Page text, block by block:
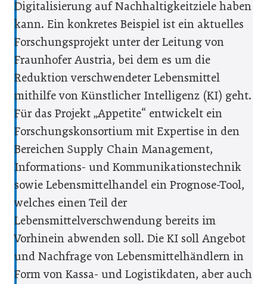
Digitalisierung auf Nachhaltigkeitziele haben
kann. Ein konkretes Beispiel ist ein aktuelles
Forschungsprojekt unter der Leitung von
Fraunhofer Austria, bei dem es um die
Reduktion verschwendeter Lebensmittel
mithilfe von Künstlicher Intelligenz (KI) geht.
Für das Projekt „Appetite“ entwickelt ein
Forschungskonsortium mit Expertise in den
Bereichen Supply Chain Management,
Informations- und Kommunikationstechnik
sowie Lebensmittelhandel ein Prognose-Tool,
welches einen Teil der
Lebensmittelverschwendung bereits im
Vorhinein abwenden soll. Die KI soll Angebot
und Nachfrage von Lebensmittelhändlern in
Form von Kassa- und Logistikdaten, aber auch